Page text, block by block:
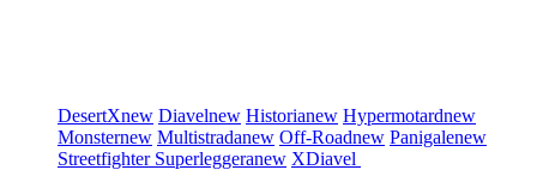
DesertXnew Diavelnew Historianew Hypermotardnew
Monsternew Multistradanew Off-Roadnew Panigalenew
Streetfighter Superleggeranew XDiavel